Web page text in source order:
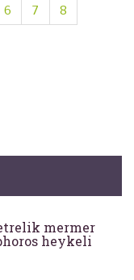
6 7
8
mermer
heykeli